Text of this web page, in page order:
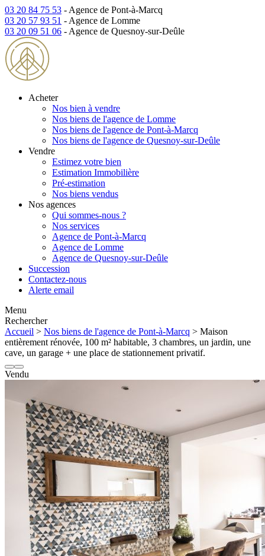
03 20 84 75 53 - Agence de Pont-à-Marcq
03 20 57 93 51 - Agence de Lomme
03 20 09 51 06 - Agence de Quesnoy-sur-Deûle
Acheter
Nos bien à vendre
Nos biens de l'agence de Lomme
Nos biens de l'agence de Pont-à-Marcq
Nos biens de l'agence de Quesnoy-sur-Deûle
Vendre
Estimez votre bien
Estimation Immobilière
Pré-estimation
Nos biens vendus
Nos agences
Qui sommes-nous ?
Nos services
Agence de Pont-à-Marcq
Agence de Lomme
Agence de Quesnoy-sur-Deûle
Succession
Contactez-nous
Alerte email
Menu
Rechercher
Accueil > Nos biens de l'agence de Pont-à-Marcq > Maison
entièrement rénovée, 100 m² habitable, 3 chambres, un jardin, une
cave, un garage + une place de stationnement privatif.
Vendu